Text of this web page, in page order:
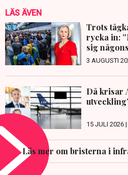
LÄS ÄVEN
Trots
rycka in:
sig
3 AUGUSTI
Då krisar
15 JULI 2026 |
Läs mer om bristerna i